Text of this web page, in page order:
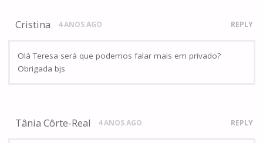
Cristina 4 ANOS AGO REPLY
Olá Teresa será que podemos falar mais em privado?
Obrigada bjs
Tânia Côrte-Real 4 ANOS AGO REPLY